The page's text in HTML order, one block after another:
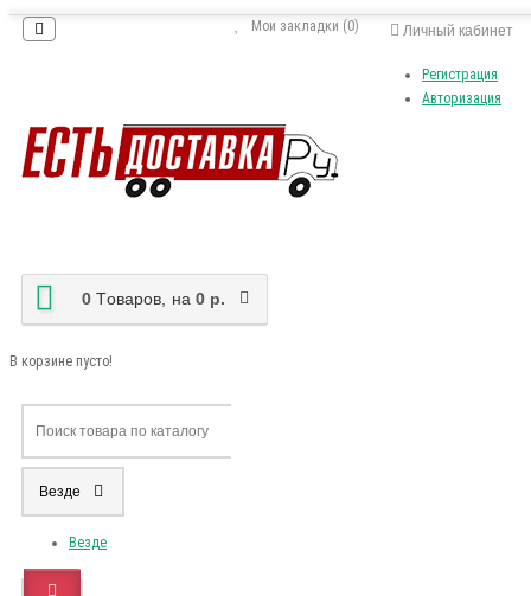
Личный кабинет
Регистрация
Авторизация
Мои закладки (0)
0 Tоваров, на 0 р.
В корзине пусто!
Везде
Везде